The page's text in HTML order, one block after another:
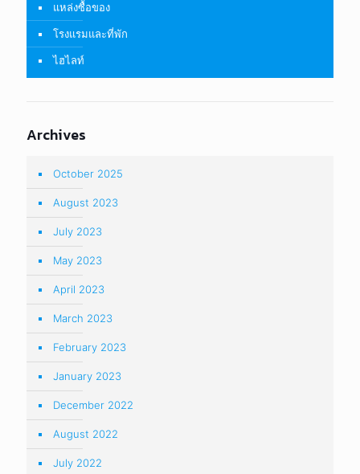
แหล่งซื้อของ
โรงแรมและที่พัก
ไฮไลท์
Archives
October 2025
August 2023
July 2023
May 2023
April 2023
March 2023
February 2023
January 2023
December 2022
August 2022
July 2022